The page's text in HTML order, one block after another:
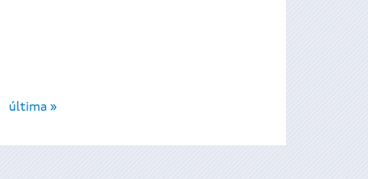
última »